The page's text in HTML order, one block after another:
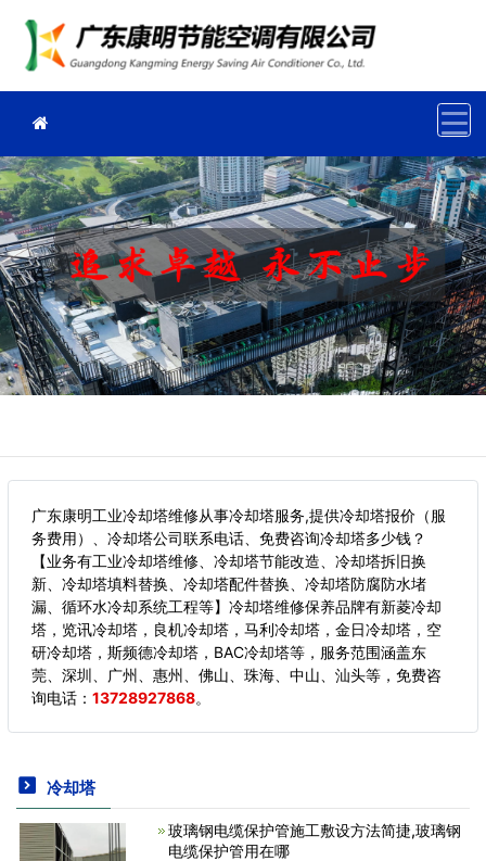
广东康明工业冷却塔维修从事冷却塔服务,提供冷却塔报价（服
务费用）、冷却塔公司联系电话、免费咨询冷却塔多少钱？
【业务有工业冷却塔维修、冷却塔节能改造、冷却塔拆旧换
新、冷却塔填料替换、冷却塔配件替换、冷却塔防腐防水堵
漏、循环水冷却系统工程等】冷却塔维修保养品牌有新菱冷却
塔，览讯冷却塔，良机冷却塔，马利冷却塔，金日冷却塔，空
研冷却塔，斯频德冷却塔，BAC冷却塔等，服务范围涵盖东
莞、深圳、广州、惠州、佛山、珠海、中山、汕头等， 免费咨
询电话： 13728927868。
冷却塔
玻璃钢电缆保护管施工敷设方法简捷,玻璃钢
电缆保护管用在哪